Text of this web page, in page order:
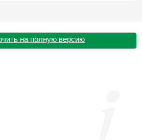
на полную версию